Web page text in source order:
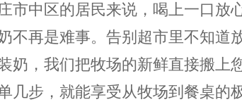
中区的居民来说，喝上一口放
不再是难事。告别超市里不知道
奶，我们把牧场的新鲜直接搬上
几步，就能享受从牧场到餐桌的